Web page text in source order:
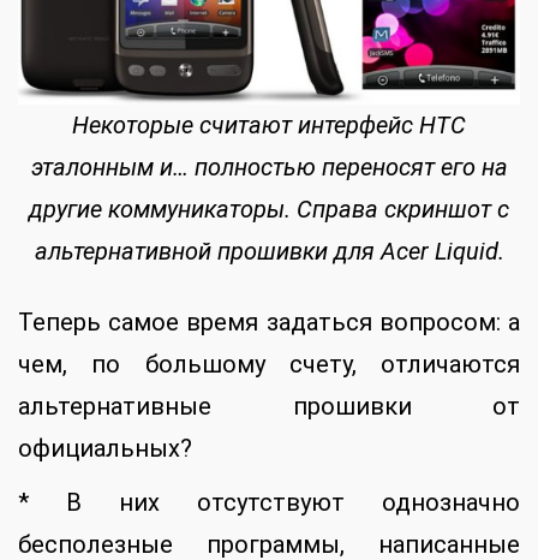
Некоторые считают интерфейс HTC
эталонным и… полностью переносят его на
другие коммуникаторы. Справа скриншот с
альтернативной прошивки для Acer Liquid.
Теперь самое время задаться вопросом: а
чем, по большому счету, отличаются
альтернативные прошивки от
официальных?
* В них отсутствуют однозначно
бесполезные программы, написанные